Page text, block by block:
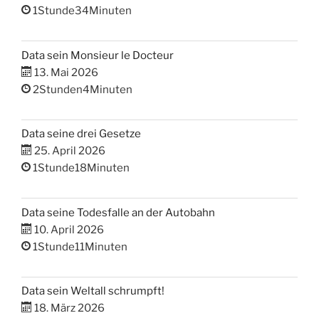
1Stunde34Minuten
Data sein Monsieur le Docteur
13. Mai 2026
2Stunden4Minuten
Data seine drei Gesetze
25. April 2026
1Stunde18Minuten
Data seine Todesfalle an der Autobahn
10. April 2026
1Stunde11Minuten
Data sein Weltall schrumpft!
18. März 2026